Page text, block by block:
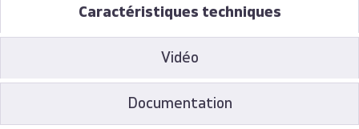
Caractéristiques techniques
Vidéo
Documentation